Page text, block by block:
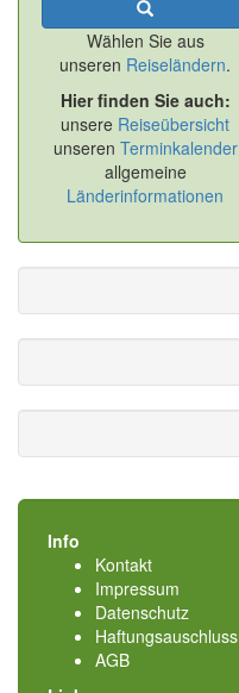
Wählen Sie aus
unseren Reiseländern.
Hier finden Sie auch:
unsere Reiseübersicht
unseren Terminkalender
allgemeine
Länderinformationen
Info
Kontakt
Impressum
Datenschutz
Haftungsauschluss
AGB